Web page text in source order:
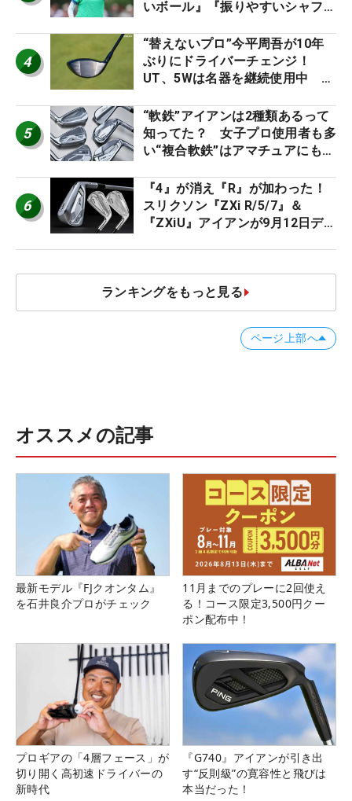
いボール』『振りやすいシャフ
ー』 #女子プロセッティング
4
“替えないプロ”今平周吾が10年
ぶりにドライバーチェンジ！
UT、5Wは名器を継続使用中 #
5
“軟鉄”アイアンは2種類あるって
知ってた？ 女子プロ使用者も多
い“複合軟鉄”はアマチュアにもオ
6
『4』が消え『R』が加わった！
スリクソン『ZXi R/5/7』＆
『ZXiU』アイアンが9月12日デ
ランキングをもっと見る
ページ上部へ
オススメの記事
最新モデル『FJクオンタム』
を石井良介プロがチェック
11月までのプレーに2回使え
る！コース限定3,500円クー
ポン配布中！
プロギアの「4層フェース」が
切り開く高初速ドライバーの
新時代
『G740』アイアンが引き出
す“反則級”の寛容性と飛びは
本当だった！